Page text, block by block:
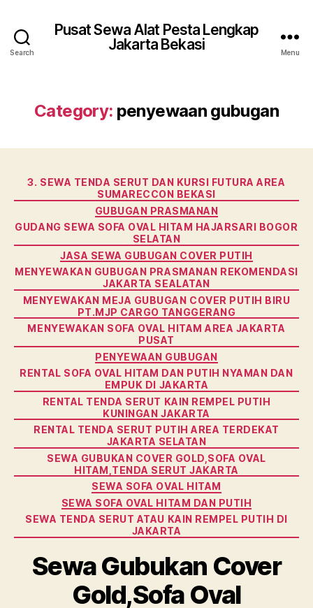
Search
Pusat Sewa Alat Pesta Lengkap
Jakarta Bekasi
Menu
Category: penyewaan gubugan
Categories
3. SEWA TENDA SERUT DAN KURSI FUTURA AREA
SUMARECCON BEKASI
GUBUGAN PRASMANAN
GUDANG SEWA SOFA OVAL HITAM HAJARSARI BOGOR
SELATAN
JASA SEWA GUBUGAN COVER PUTIH
MENYEWAKAN GUBUGAN PRASMANAN REKOMENDASI
JAKARTA SEALATAN
MENYEWAKAN MEJA GUBUGAN COVER PUTIH BIRU
PT.MJP CARGO TANGGERANG
MENYEWAKAN SOFA OVAL HITAM AREA JAKARTA
PUSAT
PENYEWAAN GUBUGAN
RENTAL SOFA OVAL HITAM DAN PUTIH NYAMAN DAN
EMPUK DI JAKARTA
RENTAL TENDA SERUT KAIN REMPEL PUTIH
KUNINGAN JAKARTA
RENTAL TENDA SERUT PUTIH AREA TERDEKAT
JAKARTA SELATAN
SEWA GUBUKAN COVER GOLD,SOFA OVAL
HITAM,TENDA SERUT JAKARTA
SEWA SOFA OVAL HITAM
SEWA SOFA OVAL HITAM DAN PUTIH
SEWA TENDA SERUT ATAU KAIN REMPEL PUTIH DI
JAKARTA
Sewa Gubukan Cover
Gold,Sofa Oval